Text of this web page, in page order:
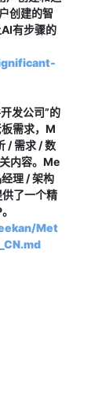
创建的智
有步骤的
发公司”的
需求，M
/ 需求 / 数
内容。Me
理 / 架构
了一个精
Met